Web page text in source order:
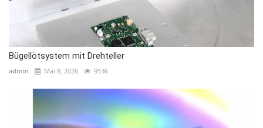
Bügellötsystem mit Drehteller
admin Mai 8, 2026 9536